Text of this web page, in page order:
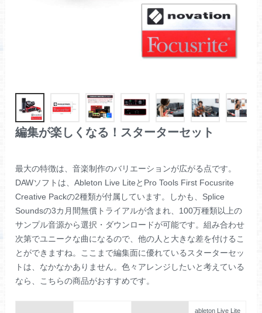
編集が楽しくなる！スターターセット
最大の特徴は、音楽制作のバリエーションが広がる点です。
DAWソフトは、Ableton Live LiteとPro Tools First Focusrite
Creative Packの2種類が付属しています。しかも、Splice
Soundsの3カ月間無償トライアルが含まれ、100万種類以上の
サンプル音源から選択・ダウンロードが可能です。組み合わせ
次第でユニークな曲になるので、他の人と大きな差を付けるこ
とができますね。ここまで編集面に優れているスターターセッ
トは、なかなかありません。色々アレンジしたいと考えている
なら、こちらの商品がおすすめです。
ableton Live Lite